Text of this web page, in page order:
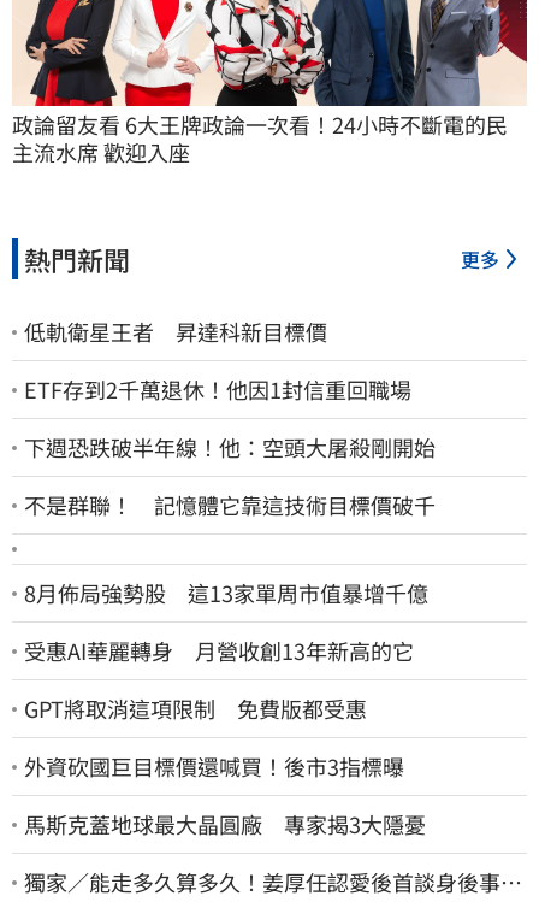
政論留友看 6大王牌政論一次看！24小時不斷電的民
主流水席 歡迎入座
熱門新聞 更多
低軌衛星王者 昇達科新目標價
ETF存到2千萬退休！他因1封信重回職場
下週恐跌破半年線！他：空頭大屠殺剛開始
不是群聯！ 記憶體它靠這技術目標價破千
8月佈局強勢股 這13家單周市值暴增千億
受惠AI華麗轉身 月營收創13年新高的它
GPT將取消這項限制 免費版都受惠
外資砍國巨目標價還喊買！後市3指標曝
馬斯克蓋地球最大晶圓廠 專家揭3大隱憂
獨家／能走多久算多久！姜厚任認愛後首談身後事